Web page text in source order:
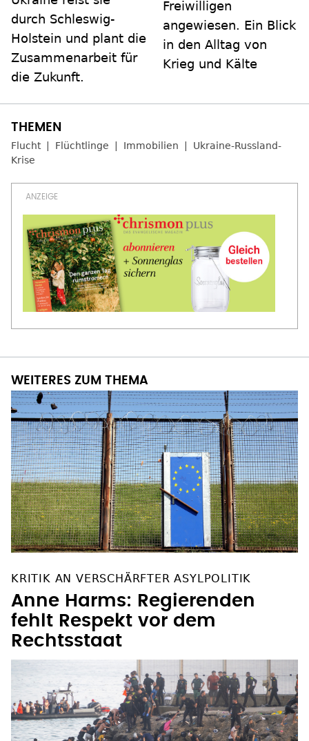
durch Schleswig-
Holstein und plant die
Zusammenarbeit für
die Zukunft.
Freiwilligen
angewiesen. Ein Blick
in den Alltag von
Krieg und Kälte
Flucht Flüchtlinge Immobilien
Ukraine-Russland-
Krise
WEITERES ZUM THEMA
KRITIK AN VERSCHÄRFTER ASYLPOLITIK
Anne Harms: Regierenden
fehlt Respekt vor dem
Rechtsstaat